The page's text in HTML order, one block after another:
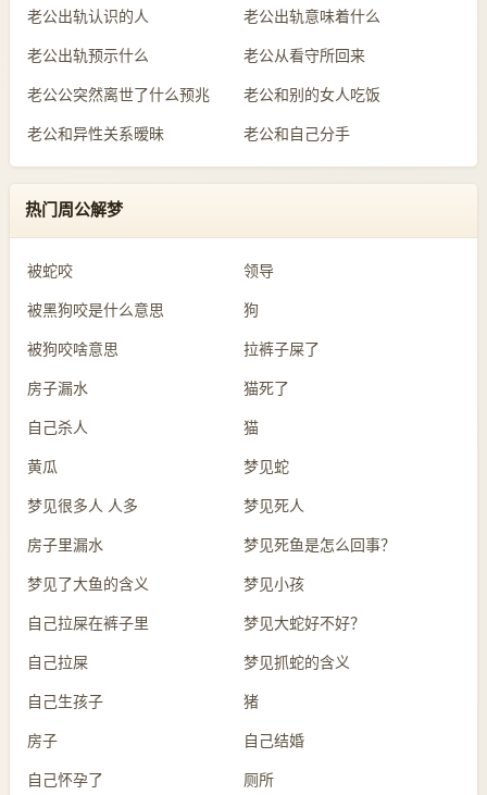
老公出轨认识的人 老公出轨意味着什么
老公出轨预示什么 老公从看守所回来
老公公突然离世了什么预兆 老公和别的女人吃饭
老公和异性关系暧昧 老公和自己分手
热门周公解梦
被蛇咬 领导
被黑狗咬是什么意思 狗
被狗咬啥意思 拉裤子屎了
房子漏水 猫死了
自己杀人 猫
黄瓜 梦见蛇
梦见很多人 人多 梦见死人
房子里漏水 梦见死鱼是怎么回事？
梦见了大鱼的含义 梦见小孩
自己拉屎在裤子里 梦见大蛇好不好？
自己拉屎 梦见抓蛇的含义
自己生孩子 猪
房子 自己结婚
自己怀孕了 厕所